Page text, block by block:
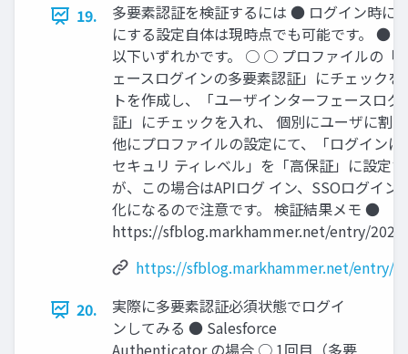
19.
多要素認証を検証するには ● ログイン時に
にする設定自体は現時点でも可能です。 ●
以下いずれかです。 ○ ○ プロファイルの「
ェースログインの多要素認証」にチェック
トを作成し、「ユーザインターフェースロ
証」にチェックを入れ、 個別にユーザに割
他にプロファイルの設定にて、「ログイン
セキュリ ティレベル」を「高保証」に設定
が、この場合はAPIログ イン、SSOログイン
化になるので注意です。 検証結果メモ ●
https://sfblog.markhammer.net/entry/
https://sfblog.markhammer.net/entry/
20.
実際に多要素認証必須状態でログイ
ンしてみる ● Salesforce